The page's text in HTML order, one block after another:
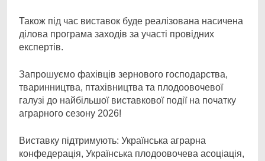
Також під час виставок буде реалізована насичена
ділова програма заходів за участі провідних
експертів.
Запрошуємо фахівців зернового господарства,
тваринництва, птахівництва та плодоовочевої
галузі до найбільшої виставкової події на початку
аграрного сезону 2026!
Виставку підтримують: Українська аграрна
конфедерація, Українська плодоовочева асоціація,